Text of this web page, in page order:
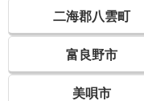
二海郡八雲町
富良野市
美唄市